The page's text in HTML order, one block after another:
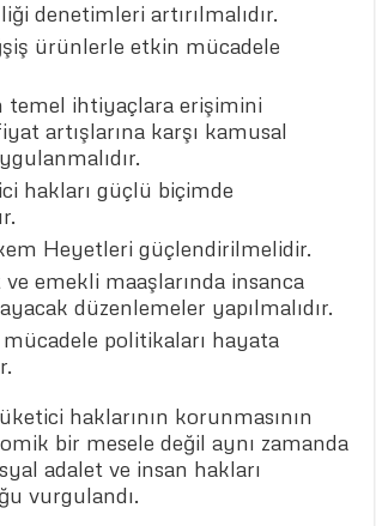
denetimleri artırılmalıdır.
ürünlerle etkin mücadele
temel ihtiyaçlara erişimini
artışlarına karşı kamusal
hakları güçlü biçimde
Heyetleri güçlendirilmelidir.
emekli maaşlarında insanca
düzenlemeler yapılmalıdır.
politikaları hayata
haklarının korunmasının
bir mesele değil aynı zamanda
adalet ve insan hakları
vurgulandı.